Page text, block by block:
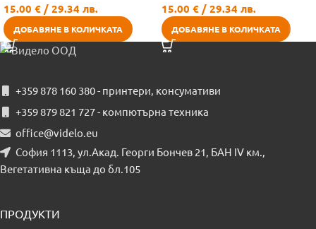
15.00 € / 29.34 лв.
ДОБАВЯНЕ В КОЛИЧКАТА
15.00 € / 29.34 лв.
ДОБАВЯНЕ В КОЛИЧКАТА
+359 878 160 380 - принтери, консумативи
+359 879 821 727 - компютърна техника
office@videlo.eu
София 1113, ул.Акад. Георги Бончев 21, БАН IV км.,
Вегетативна къща до бл.105
ПРОДУКТИ